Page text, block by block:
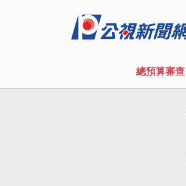
總預算審查